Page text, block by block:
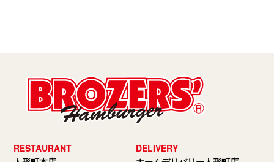
RESTAURANT
DELIVERY